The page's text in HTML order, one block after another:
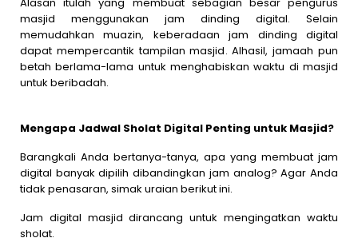
masjid menggunakan jam dinding digital. Selain
memudahkan muazin, keberadaan jam dinding digital
dapat mempercantik tampilan masjid. Alhasil, jamaah pun
betah berlama-lama untuk menghabiskan waktu di masjid
untuk beribadah.
Mengapa Jadwal Sholat Digital Penting untuk Masjid?
Barangkali Anda bertanya-tanya, apa yang membuat jam
digital banyak dipilih dibandingkan jam analog? Agar Anda
tidak penasaran, simak uraian berikut ini.
Jam digital masjid dirancang untuk mengingatkan waktu
sholat.